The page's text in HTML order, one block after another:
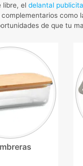
libre, eldelantal
como
de que tu